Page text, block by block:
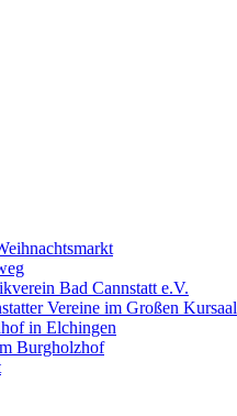
Bad Cannstatt e.V.
Vereine im Großen Kursaal
in Elchingen
Burgholzhof